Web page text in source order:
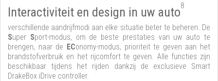
Interactiviteit en design in uw auto8
verschillende aandrijfmodi aan elke situatie beter te beheren. De
Super Sport-modus, om de beste prestaties van uw auto te
brengen, naar de EConomy-modus, prioriteit te geven aan het
brandstofverbruik en het rijcomfort te geven. Alle functies zijn
beschikbaar tijdens het rijden dankzij de exclusieve Smart
DrakeBox iDrive controller.